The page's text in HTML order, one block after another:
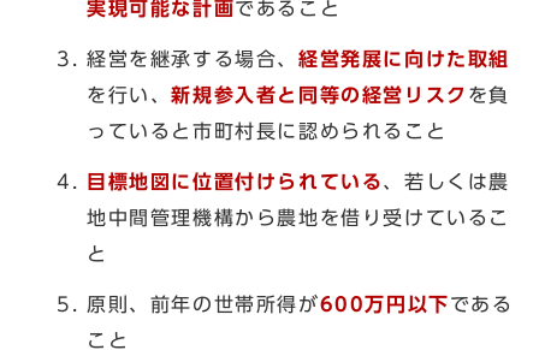
実現可能な計画であること
経営を継承する場合、 経営発展に向けた取組
を行い、新規参入者と同等の経営リスク を負
っていると市町村長に認められること
目標地図に位置付けられている、若しくは農
地中間管理機構から農地を借り受けているこ
と
原則、前年の世帯所得が600万円以下である
こと